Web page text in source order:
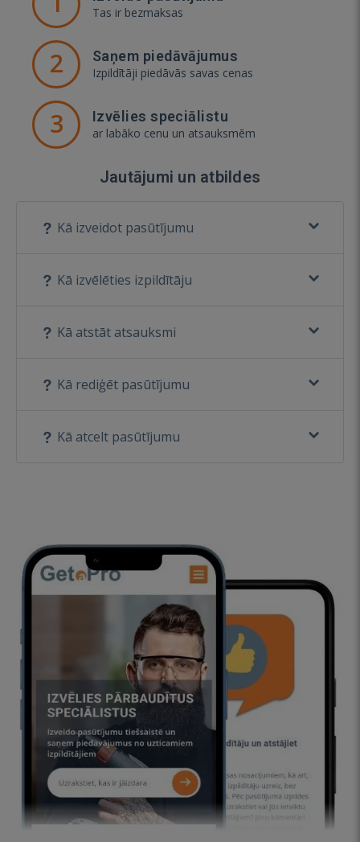
Tas ir bezmaksas
2 Saņem piedāvājumus
Izpildītāji piedāvās savas cenas
3 Izvēlies speciālistu
ar labāko cenu un atsauksmēm
Jautājumi un atbildes
Kā izveidot pasūtījumu
Kā izvēlēties izpildītāju
Kā atstāt atsauksmi
Kā rediģēt pasūtījumu
Kā atcelt pasūtījumu